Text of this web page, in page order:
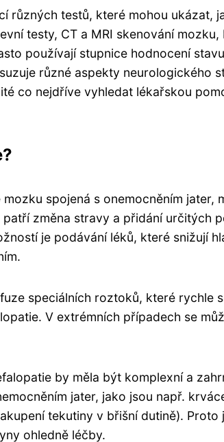
různých testů, které mohou ukázat,
testy, CT a MRI skenování mozku,
používají stupnice hodnocení
různé aspekty neurologického
co nejdříve vyhledat lékařskou
spojená s onemocněním jater,
změna stravy a přidání určitých
je podávání léků, které snižují
speciálních roztoků, které rychle
V extrémních případech se
by měla být komplexní a
jater, jako jsou např.
tekutiny v břišní dutině). Proto
ohledně léčby.